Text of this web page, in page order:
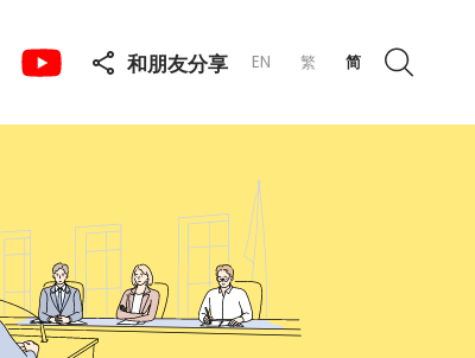
和朋友分享 简
繁
EN